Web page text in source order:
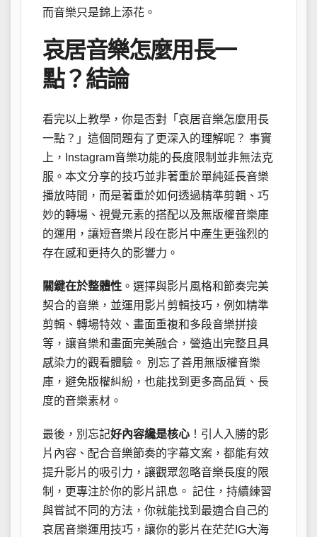
而音樂只是錦上添花。
哀居音樂怎麼用長一
點？結論
看完以上教學，你是否對「哀居音樂怎麼用長
一點？」這個問題有了更深入的理解呢？ 事實
上，Instagram音樂功能的長度限制並非無法克
服。本文分享的技巧並非著重於單純延長音樂
播放時間，而是著重於如何透過精準剪輯、巧
妙的轉場、視覺元素的搭配以及無版權音樂庫
的運用，讓短音樂片段在影片中產生更強烈的
存在感和更持久的影響力。
關鍵在於整體性 。選擇與影片風格和節奏完美
契合的音樂，並運用影片剪輯技巧，例如精準
剪輯、轉場特效、畫面重複和多段音樂拼接
等，讓音樂和畫面完美融合，營造出完整且具
感染力的觀看體驗。 別忘了善用無版權音樂
庫，避免版權糾紛，也能找到更多高品質、長
度的音樂素材。
最後，別忘記好內容纔是核心 ！引人入勝的影
片內容、配合音樂節奏的字幕文案，都能有效
提升影片的吸引力，讓觀眾忽略音樂長度的限
制，更專注於你的影片訊息。 記住，持續練習
與嘗試不同的方法，你就能找到最適合自己的
哀居音樂運用技巧，讓你的影片在茫茫IG大海